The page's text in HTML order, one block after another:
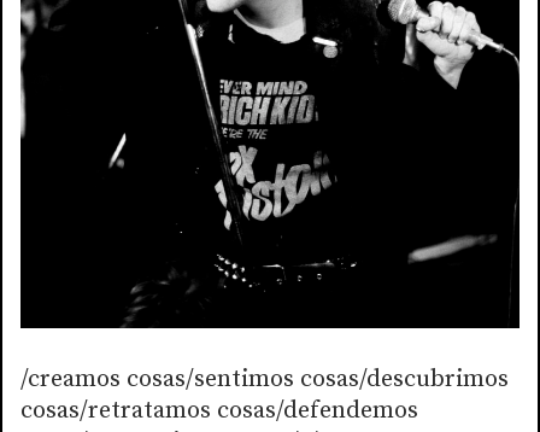
/creamos cosas/sentimos cosas/descubrimos
cosas/retratamos cosas/defendemos